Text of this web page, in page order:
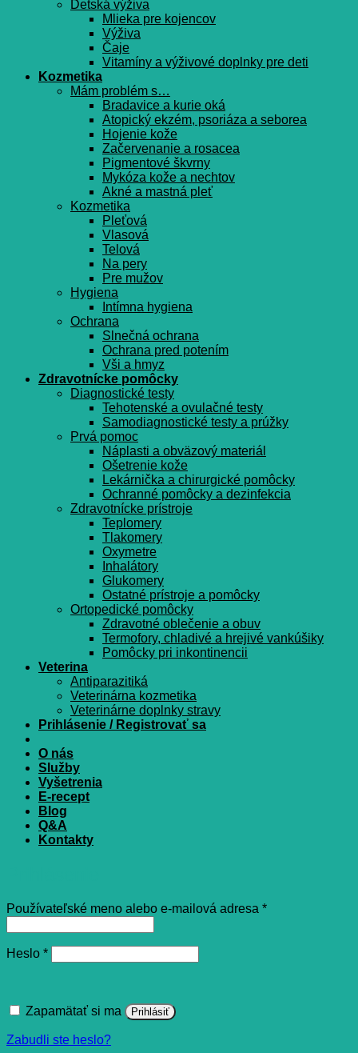
Detská výživa
Mlieka pre kojencov
Výživa
Čaje
Vitamíny a výživové doplnky pre deti
Kozmetika
Mám problém s…
Bradavice a kurie oká
Atopický ekzém, psoriáza a seborea
Hojenie kože
Začervenanie a rosacea
Pigmentové škvrny
Mykóza kože a nechtov
Akné a mastná pleť
Kozmetika
Pleťová
Vlasová
Telová
Na pery
Pre mužov
Hygiena
Intímna hygiena
Ochrana
Slnečná ochrana
Ochrana pred potením
Vši a hmyz
Zdravotnícke pomôcky
Diagnostické testy
Tehotenské a ovulačné testy
Samodiagnostické testy a prúžky
Prvá pomoc
Náplasti a obväzový materiál
Ošetrenie kože
Lekárnička a chirurgické pomôcky
Ochranné pomôcky a dezinfekcia
Zdravotnícke prístroje
Teplomery
Tlakomery
Oxymetre
Inhalátory
Glukomery
Ostatné prístroje a pomôcky
Ortopedické pomôcky
Zdravotné oblečenie a obuv
Termofory, chladivé a hrejivé vankúšiky
Pomôcky pri inkontinencii
Veterina
Antiparazitiká
Veterinárna kozmetika
Veterinárne doplnky stravy
Prihlásenie / Registrovať sa
O nás
Služby
Vyšetrenia
E-recept
Blog
Q&A
Kontakty
Používateľské meno alebo e-mailová adresa *Povinné
Heslo *Povinné
Zapamätať si ma Prihlásiť
Zabudli ste heslo?